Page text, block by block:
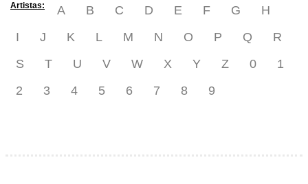
Artistas: A B C D E F G
H
I
J K L M N O P Q
R
S
T U V W X Y Z 0
1
2
3 4 5 6 7 8 9